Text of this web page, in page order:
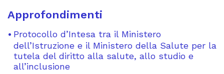
Approfondimenti
Protocollo d’Intesa tra il Ministero
dell’Istruzione e il Ministero della Salute per la
tutela del diritto alla salute, allo studio e
all’inclusione